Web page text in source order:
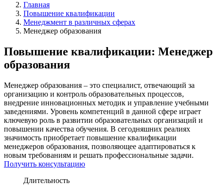
Главная
Повышение квалификации
Менеджмент в различных сферах
Менеджер образования
Повышение квалификации: Менеджер
образования
Менеджер образования – это специалист, отвечающий за
организацию и контроль образовательных процессов,
внедрение инновационных методик и управление учебными
заведениями. Уровень компетенций в данной сфере играет
ключевую роль в развитии образовательных организаций и
повышении качества обучения. В сегодняшних реалиях
значимость приобретает повышение квалификации
менеджеров образования, позволяющее адаптироваться к
новым требованиям и решать профессиональные задачи.
Получить консультацию
Длительность